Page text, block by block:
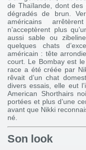
de Thaïlande, dont
dégradés de brun.
américains
n’acceptèrent plus
aussi sable ou
quelques chats
américain : tête
court. Le Bombay est
race a été créée par
rêvait d’un chat
divers essais, elle eut
American Shorthairs
portées et plus d’une
avant que Nikki
né.
Son look